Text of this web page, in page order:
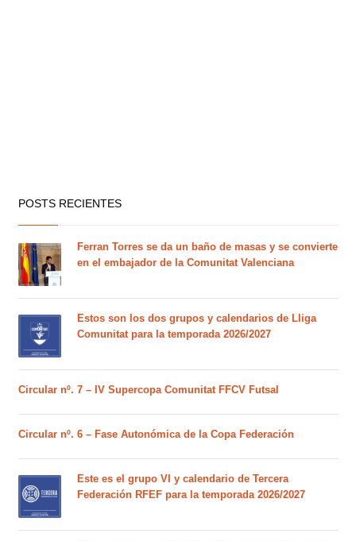
POSTS RECIENTES
Ferran Torres se da un baño de masas y se convierte
en el embajador de la Comunitat Valenciana
Estos son los dos grupos y calendarios de Lliga
Comunitat para la temporada 2026/2027
Circular nº. 7 – IV Supercopa Comunitat FFCV Futsal
Circular nº. 6 – Fase Autonómica de la Copa Federación
Este es el grupo VI y calendario de Tercera
Federación RFEF para la temporada 2026/2027